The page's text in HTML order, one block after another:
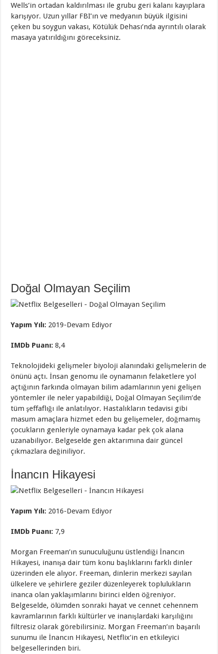
Wells’in ortadan kaldırılması ile grubu geri kalanı kayıplara
karışıyor. Uzun yıllar FBI’ın ve medyanın büyük ilgisini
çeken bu soygun vakası, Kötülük Dehası’nda ayrıntılı olarak
masaya yatırıldığını göreceksiniz.
Doğal Olmayan Seçilim
Yapım Yılı: 2019-Devam Ediyor
IMDb Puanı:8,4
Teknolojideki gelişmeler biyoloji alanındaki gelişmelerin de
önünü açtı. İnsan genomu ile oynamanın felaketlere yol
açtığının farkında olmayan bilim adamlarının yeni gelişen
yöntemler ile neler yapabildiği, Doğal Olmayan Seçilim’de
tüm şeffaflığı ile anlatılıyor. Hastalıkların tedavisi gibi
masum amaçlara hizmet eden bu gelişemeler, doğmamış
çocukların genleriyle oynamaya kadar pek çok alana
uzanabiliyor. Belgeselde gen aktarımına dair güncel
çıkmazlara değiniliyor.
İnancın Hikayesi
Yapım Yılı: 2016-Devam Ediyor
IMDb Puanı: 7,9
Morgan Freeman’ın sunuculuğunu üstlendiği İnancın
Hikayesi, inanışa dair tüm konu başlıklarını farklı dinler
üzerinden ele alıyor. Freeman, dinlerin merkezi sayılan
ülkelere ve şehirlere geziler düzenleyerek toplulukların
inanca olan yaklaşımlarını birinci elden öğreniyor.
Belgeselde, ölümden sonraki hayat ve cennet cehennem
kavramlarının farklı kültürler ve inanışlardaki karşılığını
filtresiz olarak görebilirsiniz. Morgan Freeman’ın başarılı
sunumu ile İnancın Hikayesi, Netflix’in en etkileyici
belgesellerinden biri.